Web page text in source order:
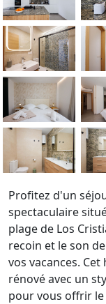
Profitez d'un
spectaculaire
plage de Los
recoin et le son
vos vacances.
rénové avec un
pour vous offrir